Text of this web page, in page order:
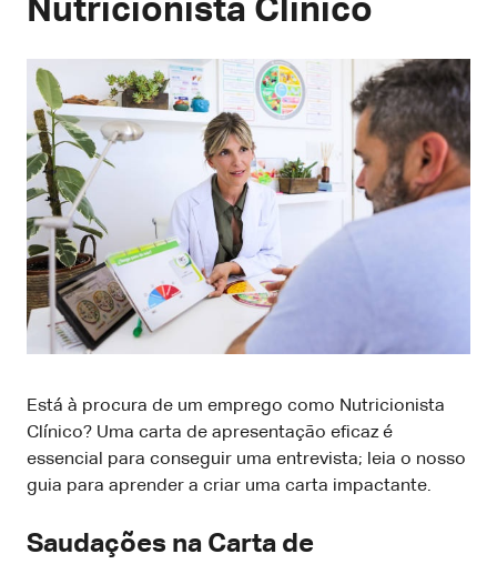
Nutricionista Clínico
Está à procura de um emprego como Nutricionista
Clínico? Uma carta de apresentação eficaz é
essencial para conseguir uma entrevista; leia o nosso
guia para aprender a criar uma carta impactante.
Saudações na Carta de